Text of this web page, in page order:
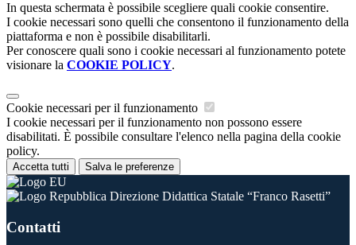
In questa schermata è possibile scegliere quali cookie consentire.
I cookie necessari sono quelli che consentono il funzionamento della
piattaforma e non è possibile disabilitarli.
Per conoscere quali sono i cookie necessari al funzionamento potete
visionare la COOKIE POLICY.
Cookie necessari per il funzionamento
I cookie necessari per il funzionamento non possono essere
disabilitati. È possibile consultare l'elenco nella pagina della cookie
policy.
Accetta tutti Salva le preferenze
Direzione Didattica Statale “Franco Rasetti”
Contatti